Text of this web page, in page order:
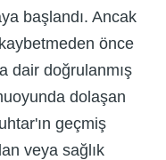
başlandı. Ancak
önce
dair doğrulanmış
dolaşan
geçmiş
veya sağlık